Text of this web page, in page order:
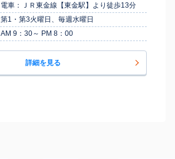
電車：ＪＲ東金線【東金駅】より徒歩13分
第1・第3火曜日、毎週水曜日
AM 9：30～ PM 8：00
詳細を見る